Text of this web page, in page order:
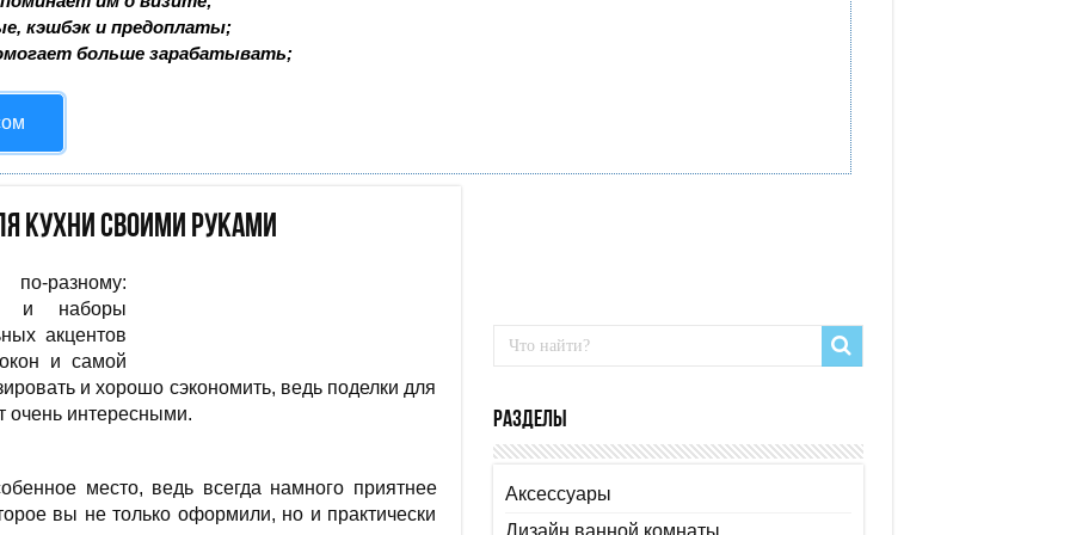
кэшбэк и предоплаты;
больше зарабатывать;
кухни своими руками
разному:
и наборы
акцентов
и самой
и хорошо сэкономить, ведь поделки для
очень интересными.
место, ведь всегда намного приятнее
вы не только оформили, но и практически
Разделы
Аксессуары
Дизайн ванной комнаты